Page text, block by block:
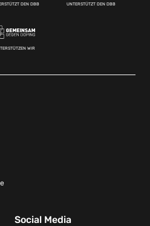
DEN DBB UNTERSTÜTZT DEN DBB
WIR
Social Media